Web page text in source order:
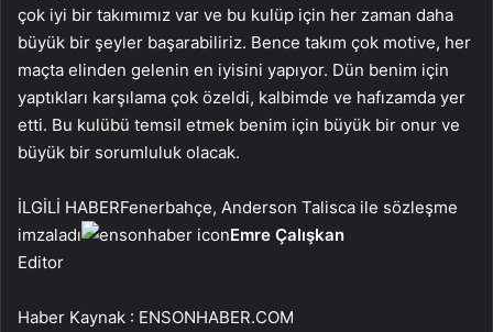
çok iyi bir takımımız var ve bu kulüp için her zaman daha
büyük bir şeyler başarabiliriz. Bence takım çok motive, her
maçta elinden gelenin en iyisini yapıyor. Dün benim için
yaptıkları karşılama çok özeldi, kalbimde ve hafızamda yer
etti. Bu kulübü temsil etmek benim için büyük bir onur ve
büyük bir sorumluluk olacak.
İLGİLİ HABERFenerbahçe, Anderson Talisca ile sözleşme
imzaladı
Emre Çalışkan
Editor
Haber Kaynak : ENSONHABER.COM